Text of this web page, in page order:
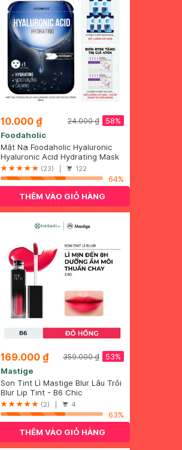
10.000 ₫ 58%
24.000 ₫
Foodaholic
Mặt Nạ Foodaholic Hyaluronic
Acid Cấp Ẩm Đa Tầng 23ml
Hyaluronic Acid Hydrating Mask
(23) | 122
64%
THÊM VÀO GIỎ HÀNG
169.000 ₫ 53%
359.000 ₫
Mastige
Son Tint Lì Mastige Blur Lâu Trôi
Màu B6 Đỏ Hồng 3.8g
Blur Lip Tint - B6 Chic
(2) | 4
63%
THÊM VÀO GIỎ HÀNG